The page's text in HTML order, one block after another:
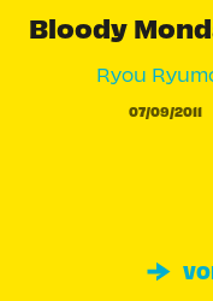
Bloody
Ryou
07/09/2011